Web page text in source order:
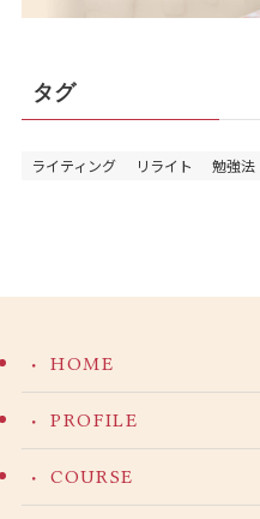
タグ
ライティング リライト 勉強法
HOME
PROFILE
COURSE